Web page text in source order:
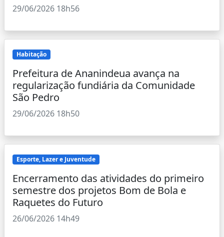
29/06/2026 18h56
Habitação
Prefeitura de Ananindeua avança na
regularização fundiária da Comunidade
São Pedro
29/06/2026 18h50
Esporte, Lazer e Juventude
Encerramento das atividades do primeiro
semestre dos projetos Bom de Bola e
Raquetes do Futuro
26/06/2026 14h49